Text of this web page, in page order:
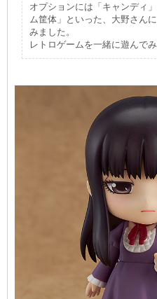
オプションには「キャンディ
ム筐体」といった、大野さん
みました。
レトロゲームを一緒に遊んでみ